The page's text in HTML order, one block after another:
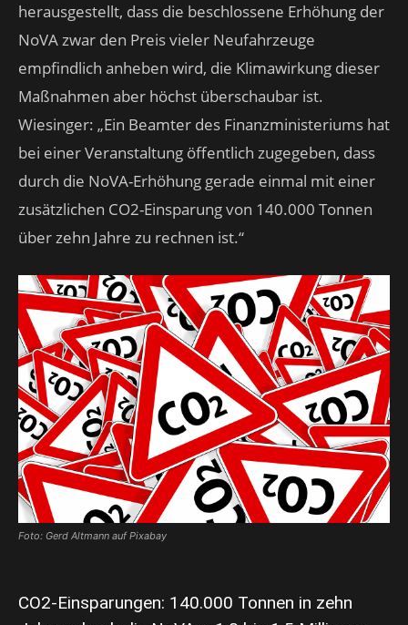
herausgestellt, dass die beschlossene Erhöhung der
NoVA zwar den Preis vieler Neufahrzeuge
empfindlich anheben wird, die Klimawirkung dieser
Maßnahmen aber höchst überschaubar ist.
Wiesinger: „Ein Beamter des Finanzministeriums hat
bei einer Veranstaltung öffentlich zugegeben, dass
durch die NoVA-Erhöhung gerade einmal mit einer
zusätzlichen CO2-Einsparung von 140.000 Tonnen
über zehn Jahre zu rechnen ist.“
Foto: Gerd Altmann auf Pixabay
CO2-Einsparungen: 140.000 Tonnen in zehn